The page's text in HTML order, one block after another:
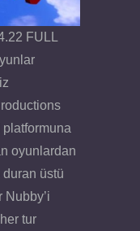
FULL
platformuna
oyunlardan
duran üstü
Nubby’i
tur